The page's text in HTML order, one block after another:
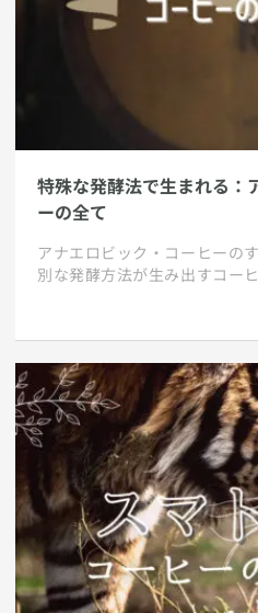
特殊な発酵法で生まれる：
ーの全て
アナエロビック・コーヒーの
別な発酵方法が生み出すコー
プロセス、そしてアナエロビ
して世界中で人気を博してい
な方は必見です。